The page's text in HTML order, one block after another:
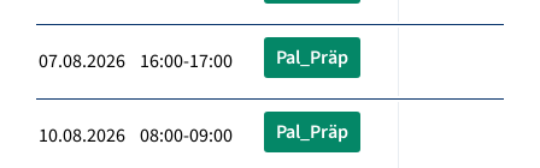
07.08.2026 16:00-17:00 Pal_Präp
10.08.2026 08:00-09:00 Pal_Präp